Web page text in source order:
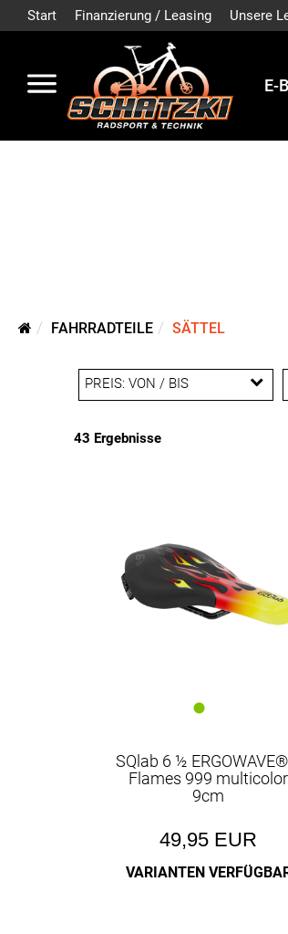
Start Finanzierung / Leasing Unsere
E-
FAHRRADTEILE SÄTTEL
PREIS: VON / BIS
43 Ergebnisse
SQlab 6 ½
Flames 999 multicolor
9cm
49,95 EUR
VARIANTEN